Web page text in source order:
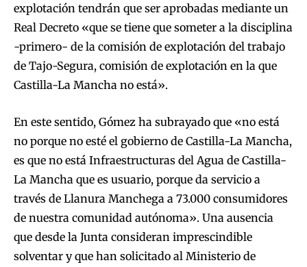
explotación tendrán que ser aprobadas mediante un
Real Decreto «que se tiene que someter a la disciplina
-primero- de la comisión de explotación del trabajo
de Tajo-Segura, comisión de explotación en la que
Castilla-La Mancha no está».
En este sentido, Gómez ha subrayado que «no está
no porque no esté el gobierno de Castilla-La Mancha,
es que no está Infraestructuras del Agua de Castilla-
La Mancha que es usuario, porque da servicio a
través de Llanura Manchega a 73.000 consumidores
de nuestra comunidad autónoma». Una ausencia
que desde la Junta consideran imprescindible
solventar y que han solicitado al Ministerio de